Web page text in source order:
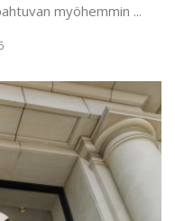
myöhemmin ...